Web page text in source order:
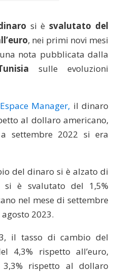
si èsvalutato del
, nei primi novi mesi
nota pubblicata dalla
sulle evoluzioni
Manager, il dinaro
al dollaro americano,
settembre 2022 si era
del dinaro si è alzato di
si è svalutato del 1,5%
nel mese di settembre
2023.
il tasso di cambio del
4,3% rispetto all’euro,
rispetto al dollaro